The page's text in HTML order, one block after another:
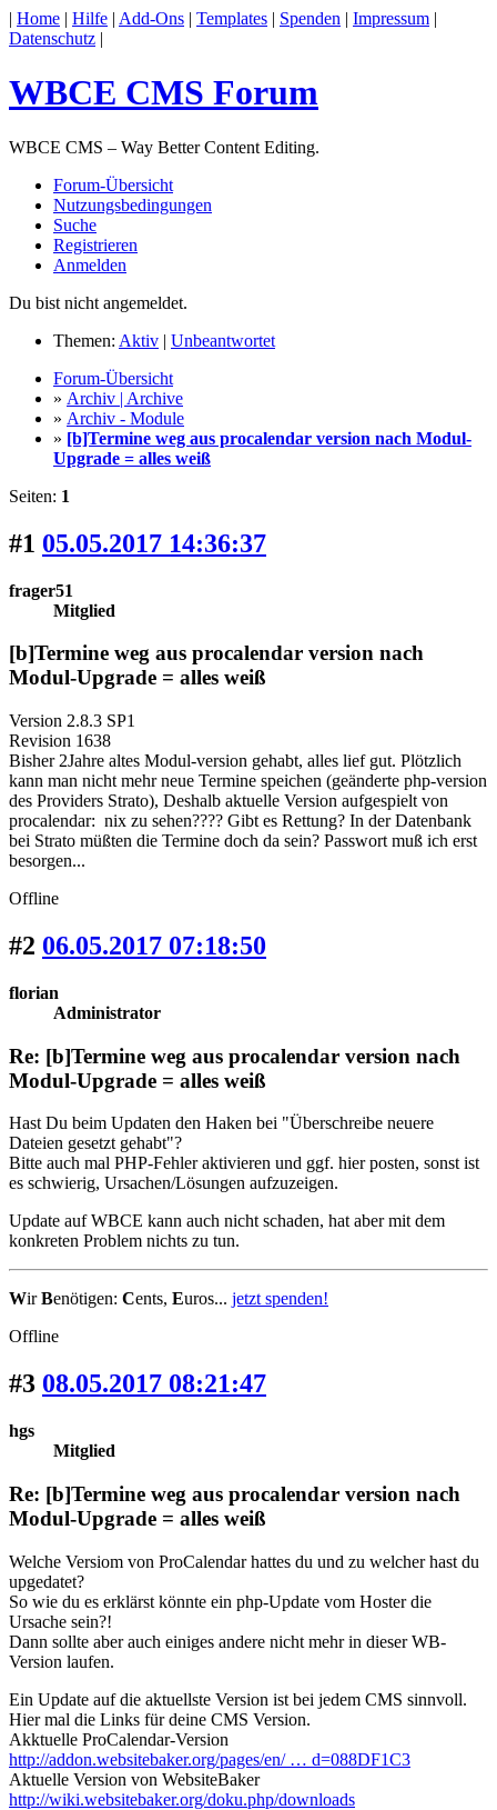
| Home | Hilfe | Add-Ons | Templates | Spenden | Impressum |
Datenschutz |
WBCE CMS Forum
WBCE CMS – Way Better Content Editing.
Forum-Übersicht
Nutzungsbedingungen
Suche
Registrieren
Anmelden
Du bist nicht angemeldet.
Themen: Aktiv | Unbeantwortet
Forum-Übersicht
» Archiv | Archive
» Archiv - Module
» [b]Termine weg aus procalendar version nach Modul-
Upgrade = alles weiß
Seiten: 1
#1 05.05.2017 14:36:37
frager51
Mitglied
[b]Termine weg aus procalendar version nach
Modul-Upgrade = alles weiß
Version 2.8.3 SP1
Revision 1638
Bisher 2Jahre altes Modul-version gehabt, alles lief gut. Plötzlich
kann man nicht mehr neue Termine speichen (geänderte php-version
des Providers Strato), Deshalb aktuelle Version aufgespielt von
procalendar: nix zu sehen???? Gibt es Rettung? In der Datenbank
bei Strato müßten die Termine doch da sein? Passwort muß ich erst
besorgen...
Offline
#2 06.05.2017 07:18:50
florian
Administrator
Re: [b]Termine weg aus procalendar version nach
Modul-Upgrade = alles weiß
Hast Du beim Updaten den Haken bei "Überschreibe neuere
Dateien gesetzt gehabt"?
Bitte auch mal PHP-Fehler aktivieren und ggf. hier posten, sonst ist
es schwierig, Ursachen/Lösungen aufzuzeigen.
Update auf WBCE kann auch nicht schaden, hat aber mit dem
konkreten Problem nichts zu tun.
WirBenötigen: Cents, Euros... jetzt spenden!
Offline
#3 08.05.2017 08:21:47
hgs
Mitglied
Re: [b]Termine weg aus procalendar version nach
Modul-Upgrade = alles weiß
Welche Versiom von ProCalendar hattes du und zu welcher hast du
upgedatet?
So wie du es erklärst könnte ein php-Update vom Hoster die
Ursache sein?!
Dann sollte aber auch einiges andere nicht mehr in dieser WB-
Version laufen.
Ein Update auf die aktuellste Version ist bei jedem CMS sinnvoll.
Hier mal die Links für deine CMS Version.
Akktuelle ProCalendar-Version
http://addon.websitebaker.org/pages/en/ … d=088DF1C3
Aktuelle Version von WebsiteBaker
http://wiki.websitebaker.org/doku.php/downloads